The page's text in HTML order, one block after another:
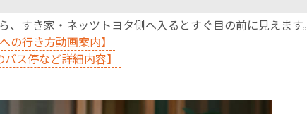
すき家・ネッツトヨタ側へ入るとすぐ目の前に見えます。
の行き方動画案内】
バス停など詳細内容】